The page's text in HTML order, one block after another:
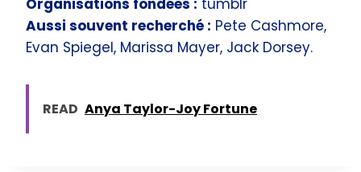
Aussi souvent recherché : Pete Cashmore,
Evan Spiegel, Marissa Mayer, Jack Dorsey.
READ Anya Taylor-Joy Fortune